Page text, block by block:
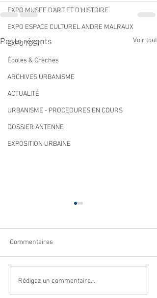
EXPO MUSEE D'ART ET D'HISTOIRE
EXPO ESPACE CULTUREL ANDRE MALRAUX
EXPO TOSTI
Écoles & Crèches
ARCHIVES URBANISME
ACTUALITÉ
URBANISME - PROCEDURES EN COURS
DOSSIER ANTENNE
EXPOSITION URBAINE
Posts récents Voir tout
Navettes estivales Envibus
gratuites
Commentaires
Rédigez un commentaire...